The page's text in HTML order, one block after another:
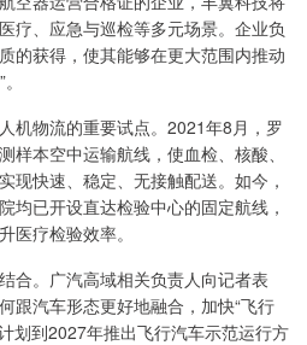
疗、应急与巡检等多元场景。企业负
的获得，使其能够在更大范围内推动
机物流的重要试点。2021年8月，罗
样本空中运输航线，使血检、核酸、
现快速、稳定、无接触配送。如今，
均已开设直达检验中心的固定航线，
医疗检验效率。
合。广汽高域相关负责人向记者表
跟汽车形态更好地融合，加快“飞行
划到2027年推出飞行汽车示范运行方